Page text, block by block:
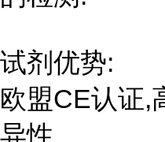
试剂优势:
欧盟CE认证,
异性、